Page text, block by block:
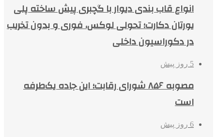
انواع قاب بندی دیوار با گچبری پیش ساخته پلی
یورتان دکارت؛ تحولی لوکس، فوری و بدون تخریب
در دکوراسیون داخلی
5 روز پیش
مصوبه ۸۵۶ شورای رقابت؛ این جاده یک‌طرفه
است
6 روز پیش